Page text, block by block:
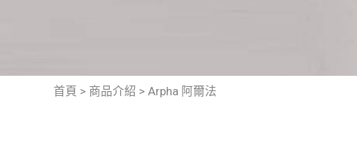
首頁 > 商品介紹 > Arpha 阿爾法